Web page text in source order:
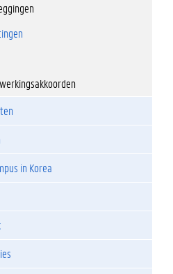
in Korea